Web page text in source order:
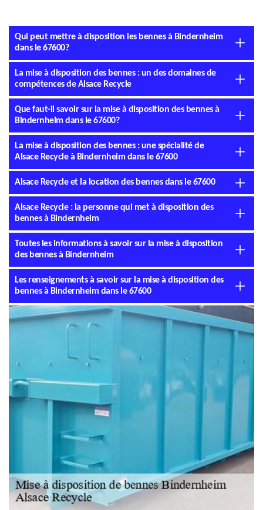
Qui peut mettre à disposition les bennes à Bindernheim
dans le 67600?
La mise à disposition des bennes : un des domaines de
compétences de Alsace Recycle
Que faut-il savoir sur la mise à disposition des bennes à
Bindernheim dans le 67600?
La mise à disposition des bennes : une spécialité de
Alsace Recycle à Bindernheim dans le 67600
Alsace Recycle et la location des bennes dans le 67600
Alsace Recycle : la personne qui met à disposition des
bennes à Bindernheim
Toutes les informations à savoir sur la mise à disposition
des bennes à Bindernheim
Les renseignements à savoir sur la mise à disposition des
bennes à Bindernheim dans le 67600